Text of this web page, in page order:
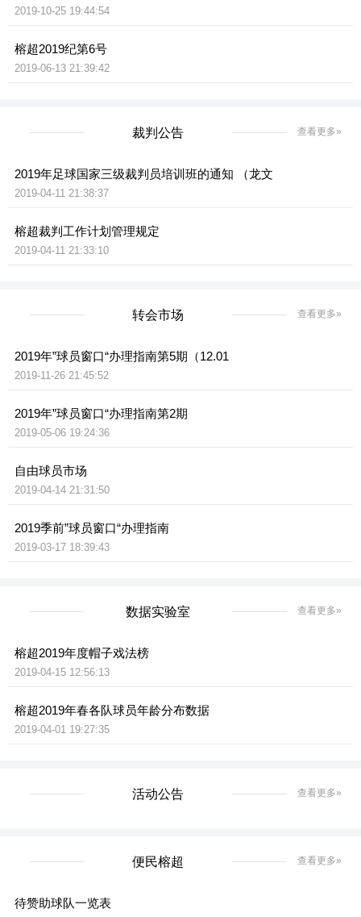
2019-10-25 19:44:54
榕超2019纪第6号
2019-06-13 21:39:42
裁判公告 查看更多»
2019年足球国家三级裁判员培训班的通知 （龙文
2019-04-11 21:38:37
榕超裁判工作计划管理规定
2019-04-11 21:33:10
转会市场 查看更多»
2019年”球员窗口“办理指南第5期（12.01
2019-11-26 21:45:52
2019年”球员窗口“办理指南第2期
2019-05-06 19:24:36
自由球员市场
2019-04-14 21:31:50
2019季前”球员窗口“办理指南
2019-03-17 18:39:43
数据实验室 查看更多»
榕超2019年度帽子戏法榜
2019-04-15 12:56:13
榕超2019年春各队球员年龄分布数据
2019-04-01 19:27:35
活动公告 查看更多»
便民榕超 查看更多»
待赞助球队一览表